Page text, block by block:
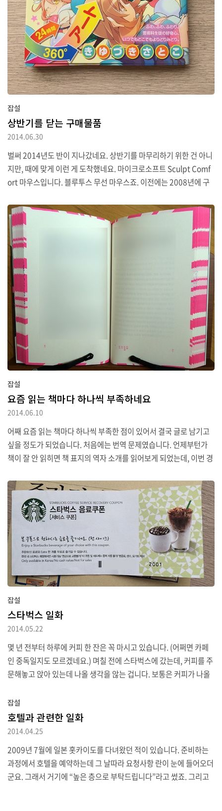
잡설
상반기를 닫는 구매물품
2014.06.30
벌써 2014년도 반이 지나갔네요. 상반기를 마무리하기 위한 건 아니
지만, 때에 맞게 이런 게 도착했네요. 마이크로소프트 Sculpt Comf
ort 마우스입니다. 블루투스 무선 마우스죠. 이전에는 2008년에 구
았고 중간 버튼이 여러 번 눌리기도 해서 큰 마음 먹고 새로 구입했습
니다. 좌측이 Sculpt Comfort, 오른쪽이 노트북 마우스 5000입니
다. 5000의 경우에는 제품명에서도 나타내듯 휴대용으로 제작되어
보통 마우스보다 작은 편입니다만, Comfort는 흔히 볼 수 있는 마우
스 크기입니다. 그래서 건전지도 AAx2개가 들어갑니다. (5000은 AA
Ax2) 하루 정도 써 본 바로는 건전지 때문에 적당히 무게감도 있고 괜
찮습..
잡설
요즘 읽는 책마다 하나씩 부족하네요
2014.06.10
어째 요즘 읽는 책마다 하나씩 부족한 점이 있어서 결국 글로 남기고
싶을 정도가 되었습니다. 처음에는 번역 문제였습니다. 언제부턴가
책이 잘 안 읽히면 책 표지의 역자 소개를 읽어보게 되었는데, 이번 경
이 안 맞는 부분을 여러 번 발견하고 나니 정나미가 떨어지더군요. 그
래서 결국 끝까지 읽지 못했습니다. 다음에 잡은 책은 제목이나 목차
가 예상하게 하는 주제는 마음에 들었지만, 전개 방식은 제가 생각하
는 것과는 달랐습니다. 화룡정점으로 작가 에필로그를 읽으니 저의
생각과 어긋났던 이유가 일목요연하게 정리되어 있어서 참 찝찝한 마
음으로 책을 덮었습니다. 제법 두께도 있는 책이었는데 말이죠. 지금
읽고 있는 책은 (한국인이 썼으므로) 역자 문제도..
잡설
스타벅스 일화
2014.05.22
몇 년 전부터 하루에 커피 한 잔은 꼭 마시고 있습니다. (어쩌면 카페
인 중독일지도 모르겠네요.) 며칠 전에 스타벅스에 갔는데, 커피를 주
문해놓고 앉아 있는데 나올 생각을 않는 겁니다. 보통은 커피가 나올
거기에 정신이 팔려 있었습니다. 혹시 주문이 밀렸나 싶어 카운터 쪽
을 봐도 직원분이 뭘 만들고 계시지는 않더군요. 그래서 영수증을 들
고 가서 물어보니 주문이 누락된 모양이라며 사과하고는 커피와 함께
겨봤습니다. (글을 작성하는 시점에서 이미 사용했지만요.)
잡설
호텔과 관련한 일화
2014.04.25
2009년 7월에 일본 홋카이도를 다녀왔던 적이 있습니다. 준비하는
과정에서 호텔을 예약하는데 그 날따라 요청사항 란이 눈에 들어오더
군요. 그래서 거기에 “높은 층으로 부탁드립니다”라고 썼죠. 그리고